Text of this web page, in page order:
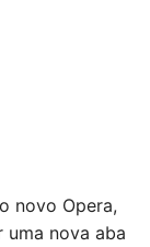
novo Opera,
uma nova aba